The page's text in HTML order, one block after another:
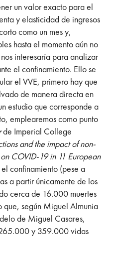
un valor exacto para el
y elasticidad de ingresos
como un mes y,
hasta el momento aún no
interesaría para analizar
el confinamiento. Ello se
el VVE, primero hay que
de manera directa en
estudio que corresponde a
emplearemos como punto
de Imperial College
and the impact of non-
COVID-19 in 11 European
confinamiento (pese a
a partir únicamente de los
cerca de 16.000 muertes
que, según Miguel Almunia
de Miguel Casares,
y 359.000 vidas